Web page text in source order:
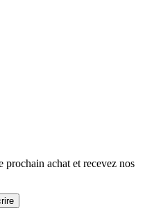
prochain achat et recevez nos